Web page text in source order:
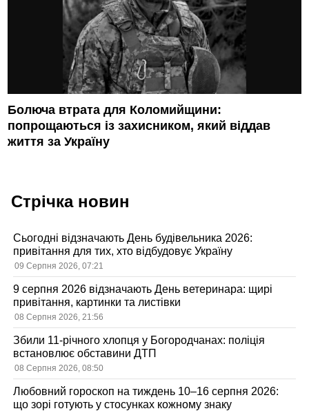
Болюча втрата для Коломийщини:
попрощаються із захисником, який віддав
життя за Україну
Стрічка новин
Сьогодні відзначають День будівельника 2026:
привітання для тих, хто відбудовує Україну
09 Серпня 2026, 07:21
9 серпня 2026 відзначають День ветеринара: щирі
привітання, картинки та листівки
08 Серпня 2026, 21:56
Збили 11-річного хлопця у Богородчанах: поліція
встановлює обставини ДТП
08 Серпня 2026, 08:50
Любовний гороскоп на тиждень 10–16 серпня 2026:
що зорі готують у стосунках кожному знаку